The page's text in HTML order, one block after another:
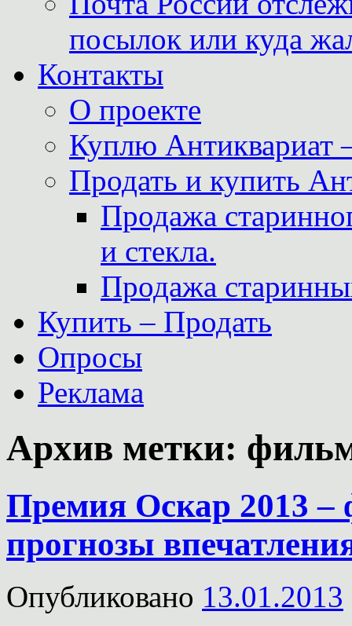
посылок или куда
Контакты
О проекте
Куплю Антиквариат
Продать и купить
Продажа
и стекла.
Продажа
Купить – Продать
Опросы
Реклама
Архив метки:
Премия Оскар 2013
прогнозы
Опубликовано 13.01.2013